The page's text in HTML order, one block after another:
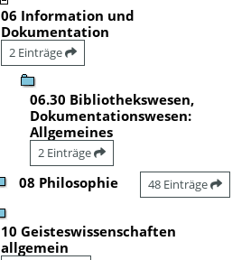
06 Information und
Dokumentation
2 Einträge
06.30 Bibliothekswesen,
Dokumentationswesen:
Allgemeines
2 Einträge
08 Philosophie 48 Einträge
10 Geisteswissenschaften
allgemein